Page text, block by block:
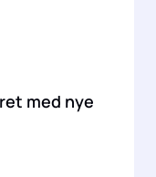
med nye